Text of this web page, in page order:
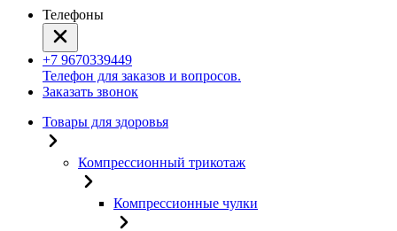
Телефоны
+7 9670339449
Телефон для заказов и вопросов.
Заказать звонок
Товары для здоровья
Компрессионный трикотаж
Компрессионные чулки